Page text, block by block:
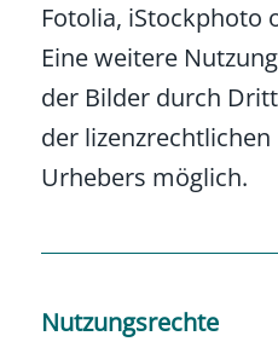
Fotolia, iStockphoto
Eine weitere
der Bilder durch
der
Urhebers möglich.
Nutzungsrechte